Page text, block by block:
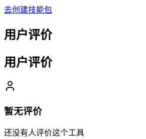
去创建技能包
用户评价
用户评价
暂无评价
还没有人评价这个工具